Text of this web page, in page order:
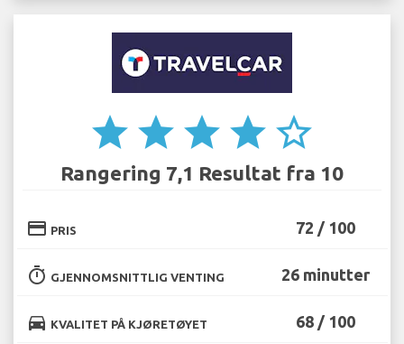
star star star star star_border
Rangering 7,1 Resultat fra 10
credit_card PRIS 72 / 100
timer GJENNOMSNITTLIG VENTING 26 minutter
directions_car KVALITET PÅ KJØRETØYET 68 / 100